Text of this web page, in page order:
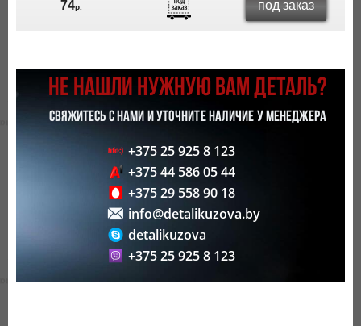
74р. под заказ
НЕ НАШЛИ НУЖНУЮ ВАМ ДЕТАЛЬ?
СВЯЖИТЕСЬ С НАМИ И УТОЧНИТЕ НАЛИЧИЕ У МЕНЕДЖЕРА
+375 25 925 8 123
+375 44 586 05 44
+375 29 558 90 18
info@detalikuzova.by
detalikuzova
+375 25 925 8 123